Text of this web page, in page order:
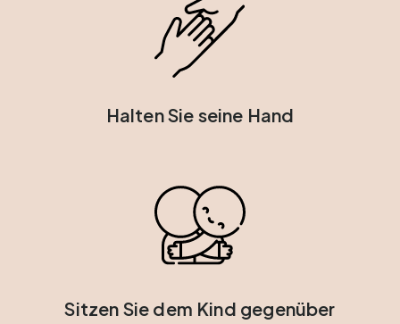
Halten Sie seine Hand
Sitzen Sie dem Kind gegenüber